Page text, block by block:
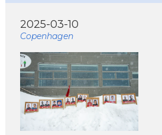
2025-03-10
Copenhagen